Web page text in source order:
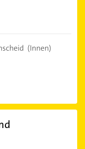
(Innen)